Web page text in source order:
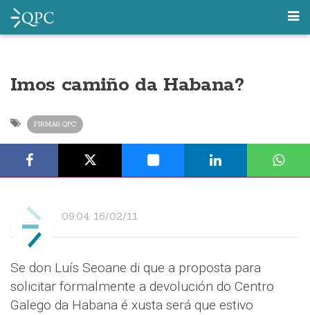
Imos camiño da Habana?
FIRMAS QPC
09:04 16/02/11
Se don Luís Seoane di que a proposta para
solicitar formalmente a devolución do Centro
Galego da Habana é xusta será que estivo